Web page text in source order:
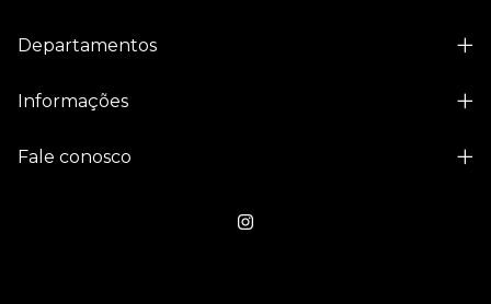
Departamentos
Informações
Fale conosco